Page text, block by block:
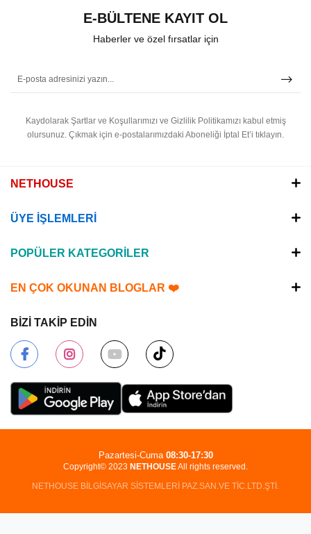
E-BÜLTENE KAYIT OL
Haberler ve özel fırsatlar için
Kaydolarak Şartlar ve Koşullarımızı ve Gizlilik Politikamızı kabul etmiş
olursunuz. Çıkmak için e-postalarımızdaki Aboneliği İptal Et’i tıklayın.
NETHOUSE
ÜYE İŞLEMLERİ
POPÜLER KATEGORİLER
EN ÇOK OKUNAN BLOGLAR ❤️
BİZİ TAKİP EDİN
Copyright© 2023 NETHOUSEAll rights reserved.
NETHOUSE BİLGİSAYAR SİSTEMLERİ PAZ.SAN.VE TİC.LTD.ŞTİ.
Pazartesi-Cuma 08:30-17:30